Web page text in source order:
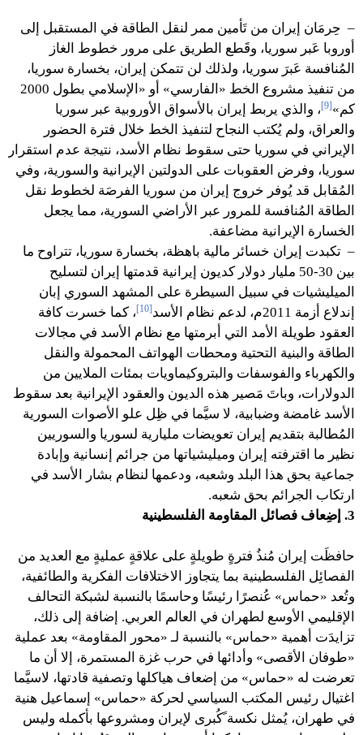
– حِرمَان إيران من تَأمين ممر لنقل الطاقة في المستقبل إلى
أوروبا عَبر سوريا، وقَطع الطريق على مرور خطوط الغاز
المُنافسة عَبرَ سوريا، ولذلك لن تتمكن إيران، بخسارة سوريا،
من تنفيذ مشروع الخط «الفارسي» أو «الإسلامي بطول 2000
كم»[9]
، والذي يربط إيران بالأسواق الأوروبية عبر سوريا
والعراق، ولم يُكتب النجاح لتنفيذ الخط خلال فترة الحضور
الإيراني في سوريا حتى سقوط نظام الأسد، نتيجة عدم استقرار
سوريا، وفرض العقوبات على الدولتين الإيرانية والسورية، وفي
المُقابل قد يُوفر خروج إيران من سوريا الفرصَة لخطوط نقل
الطاقة المُنافسة للمرور عبر الأراضي السورية، مما يجعل
الخسارة الإيرانية مضاعفة.
– تكبدت إيران خسائر مالية باهظة، بخسارة سوريا، تتراوح ما
بين 30-50 مليار دولار كديون إيرانية قدمتها إيران لتسليح
الميليشيات في سبيل السيطرة على المشهد السوري إبان
إندلاع أزمة 2011م، لدعم نظام الأسد
[10]
، كما خسرت كافة
العقود طويلة الأمد التي أبرمتها مع نظام الأسد في مجالات
الطاقة والبنية التحتية ومحطات الهواتف المحمولة والنقل
والكهرباء والفوسفات والبتروكيماويات بمئات الملايين من
الدولارات، وباتَ مَصير هذه الديون والعقود الإيرانية بعد سقوط
الأسد غامضة وضبابية، لا سيَّما في ظِل علو الأصوات السورية
المُطالبة بتقديم إيران تعويضات مليارية لسوريا والسوريين
نظير ما اقترفته إيران وميليشياتها من جرائم إنسانية وإبادة
جماعية بحق هذا البلد وشعبه، ودعمها لنظام بشار الأسد في
ارتكاب الجرائم بحق شعبه.
3. إضِعاف فصائل المقاومة الفلسطينية
حافظَت إيران مُنذُ فترةٍ طويلةٍ على علاقةٍ عمليةٍ مع العديد من
الفصائِل الفلسطينية بما يتجاوز الاختلافات الفكرية والطائفية،
وتُعد «حماس» عُنصرًا رئيسًا وحاسمًا بالنسبة لشبكة التحالف
الإقليمي الأوسع لطهران في العالم العربي. إضافة إلى ذلك،
تزايدَت أهمية «حماس» بالنسبة لـ «محور المقاومة» بعد عملية
«طوفان الأقصى» وأدائها في حرب غزة المستمرة، إلا أن ما
تعرضت له «حماس» من إضعاف هياكلها وتصفية قادتها، لاسيَّما
اغتيال رئيس المكتب السياسي لحركة «حماس» إسماعيل هنية
في طهران، يُمثل نكسة ًكُبرى لإيران ومشروعها بأكمله وليس